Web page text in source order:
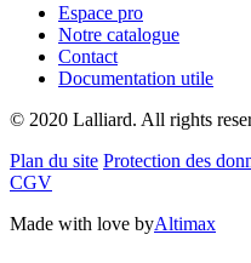
Espace pro
Notre catalogue
Contact
Documentation utile
© 2020 Lalliard. All rights
Plan du site Protection des
CGV
Made with love byAltimax